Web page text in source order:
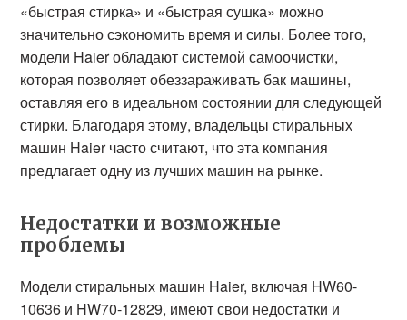
«быстрая стирка» и «быстрая сушка» можно
значительно сэкономить время и силы. Более того,
модели Haier обладают системой самоочистки,
которая позволяет обеззараживать бак машины,
оставляя его в идеальном состоянии для следующей
стирки. Благодаря этому, владельцы стиральных
машин Haier часто считают, что эта компания
предлагает одну из лучших машин на рынке.
Недостатки и возможные
проблемы
Модели стиральных машин Haier, включая HW60-
10636 и HW70-12829, имеют свои недостатки и